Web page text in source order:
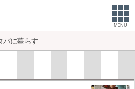
MENU
バに暮らす